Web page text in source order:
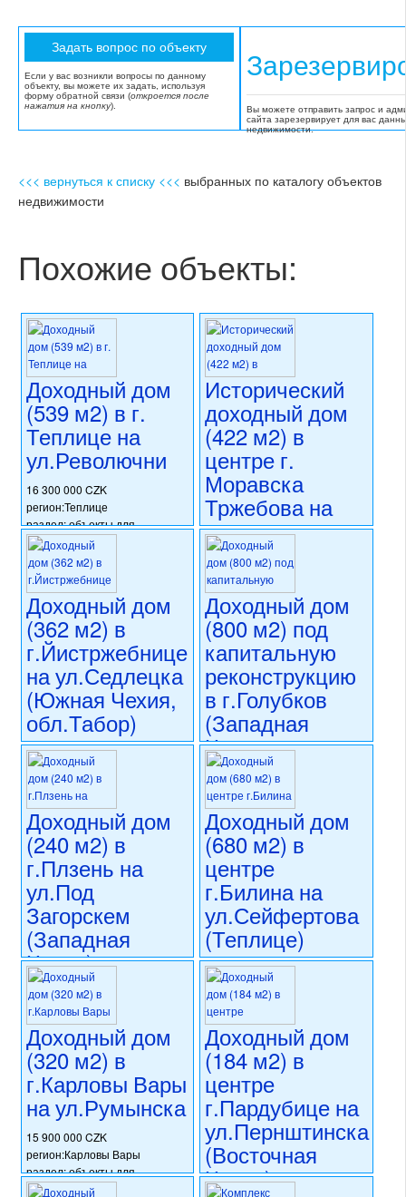
Если у вас возникли вопросы по данному
объекту, вы можете их задать, используя
форму обратной связи (откроется после
нажатия на кнопку).
Вы можете отправить запрос и
сайта зарезервирует для вас
недвижимости.
<<< вернуться к списку <<< выбранных по каталогу объектов
недвижимости
Похожие объекты:
Доходный дом
(539 м2) в г.
Теплице на
ул.Револючни
16 300 000 CZK
регион:Теплице
раздел: объекты для
коммерческого использования
состояние: стандарт
номер объекта:20749
Исторический
доходный дом
(422 м2) в
центре г.
Моравска
Тржебова на
намнести
Т.Г.Масарика
(Восточная
Чехия)
15 950 000 CZK
регион:Восточная Чехия
раздел: объекты для
коммерческого использования
состояние: стандарт
номер объекта:20720
Доходный дом
(362 м2) в
г.Йистржебнице
на ул.Седлецка
(Южная Чехия,
обл.Табор)
16 900 000 CZK
регион:Южная Чехия
раздел: объекты для
коммерческого использования
состояние: новостройка
номер объекта: 20714
Доходный дом
(800 м2) под
капитальную
реконструкцию
в г.Голубков
(Западная
Чехия,
обл.Рокицаны)
12 500 000 CZK
регион:Западная Чехия
раздел: объекты для
коммерческого использования
состояние: требуется
капитальная реконструкция
номер объекта:20694
Доходный дом
(240 м2) в
г.Плзень на
ул.Под
Загорскем
(Западная
Чехия)
12 000 000 CZK
регион:Западная Чехия
раздел: объекты для
коммерческого использования
состояние: требуется
капитальная реконструкция
номер объекта:20666
Доходный дом
(680 м2) в
центре
г.Билина на
ул.Сейфертова
(Теплице)
16 350 000 CZK
регион:Теплице
раздел: объекты для
коммерческого использования
состояние: стандарт
номер объекта: 20653
Доходный дом
(320 м2) в
г.Карловы Вары
на ул.Румынска
15 900 000 CZK
регион:Карловы Вары
раздел: объекты для
коммерческого использования
Доходный дом
(184 м2) в
центре
г.Пардубице на
ул.Пернштинска
(Восточная
Чехия)